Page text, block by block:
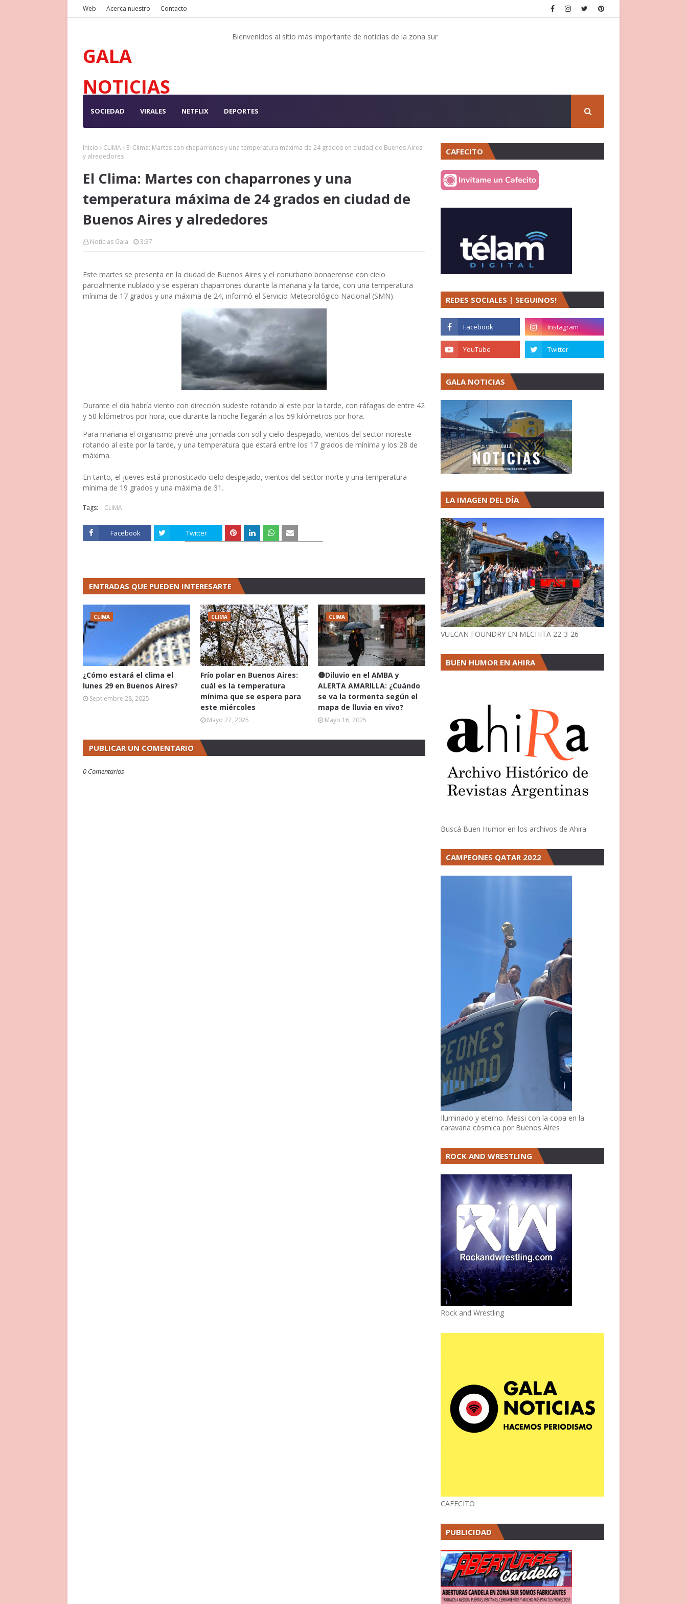
Web Acerca nuestro Contacto
GALA
NOTICIAS
Bienvenidos al sitio más importante de noticias de la zona sur
SOCIEDAD VIRALES NETFLIX DEPORTES
Inicio CLIMA
El Clima: Martes con chaparrones y una temperatura máxima de 24 grados en ciudad de Buenos Aires
y alrededores
El Clima: Martes con chaparrones y una
temperatura máxima de 24 grados en ciudad de
Buenos Aires y alrededores
Noticias Gala 3:37
Este martes se presenta en la ciudad de Buenos Aires y el conurbano bonaerense con cielo
parcialmente nublado y se esperan chaparrones durante la mañana y la tarde, con una temperatura
mínima de 17 grados y una máxima de 24, informó el Servicio Meteorológico Nacional (SMN).
Durante el día habría viento con dirección sudeste rotando al este por la tarde, con ráfagas de entre 42
y 50 kilómetros por hora, que durante la noche llegarán a los 59 kilómetros por hora.
Para mañana el organismo prevé una jornada con sol y cielo despejado, vientos del sector noreste
rotando al este por la tarde, y una temperatura que estará entre los 17 grados de mínima y los 28 de
máxima.
En tanto, el jueves está pronosticado cielo despejado, vientos del sector norte y una temperatura
mínima de 19 grados y una máxima de 31.
Tags: CLIMA
Facebook Twitter
ENTRADAS QUE PUEDEN INTERESARTE
CLIMA
¿Cómo estará el clima el
lunes 29 en Buenos Aires?
Septiembre 28, 2025
CLIMA
Frío polar en Buenos Aires:
cuál es la temperatura
mínima que se espera para
este miércoles
Mayo 27, 2025
CLIMA
🟡Diluvio en el AMBA y
ALERTA AMARILLA: ¿Cuándo
se va la tormenta según el
mapa de lluvia en vivo?
Mayo 16, 2025
PUBLICAR UN COMENTARIO
0 Comentarios
CAFECITO
REDES SOCIALES | SEGUINOS!
GALA NOTICIAS
LA IMAGEN DEL DÍA
VULCAN FOUNDRY EN MECHITA 22-3-26
BUEN HUMOR EN AHIRA
Buscá Buen Humor en los archivos de Ahira
CAMPEONES QATAR 2022
Iluminado y eterno. Messi con la copa en la
caravana cósmica por Buenos Aires
ROCK AND WRESTLING
Rock and Wrestling
CAFECITO
PUBLICIDAD